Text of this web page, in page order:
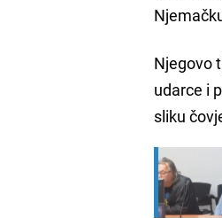
Njegovo
udarce i
sliku